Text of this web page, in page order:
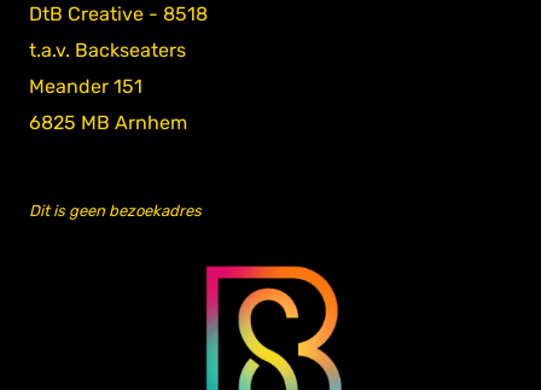
DtB Creative - 8518
t.a.v. Backseaters
Meander 151
6825 MB Arnhem
Dit is geen bezoekadres